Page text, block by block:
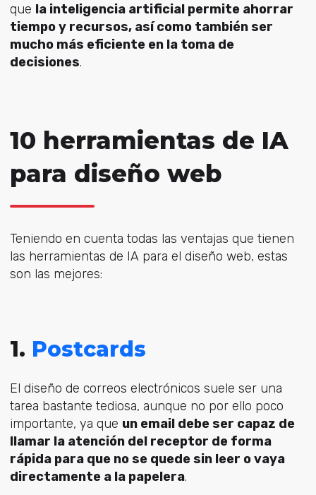
que la inteligencia artificial permite ahorrar
tiempo y recursos, así como también ser
mucho más eficiente en la toma de
decisiones.
10 herramientas de IA
para diseño web
Teniendo en cuenta todas las ventajas que tienen
las herramientas de IA para el diseño web, estas
son las mejores:
1. Postcards
El diseño de correos electrónicos suele ser una
tarea bastante tediosa, aunque no por ello poco
importante, ya que un email debe ser capaz de
llamar la atención del receptor de forma
rápida para que no se quede sin leer o vaya
directamente a la papelera.